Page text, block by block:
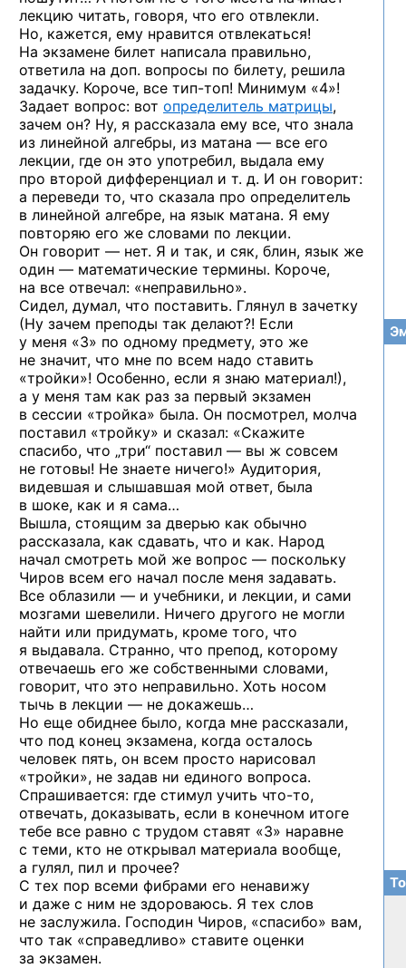
лекцию читать, говоря, что его отвлекли.
Но, кажется, ему нравится отвлекаться!
На экзамене билет написала правильно,
ответила на доп. вопросы по билету, решила
задачку. Короче, все тип-топ! Минимум «4»!
Задает вопрос: вот определитель матрицы,
зачем он? Ну, я рассказала ему все, что знала
из линейной алгебры, из матана — все его
лекции, где он это употребил, выдала ему
про второй дифференциал и т. д. И он говорит:
а переведи то, что сказала про определитель
в линейной алгебре, на язык матана. Я ему
повторяю его же словами по лекции.
Он говорит — нет. Я и так, и сяк, блин, язык же
один — математические термины. Короче,
на все отвечал: «неправильно».
Сидел, думал, что поставить. Глянул в зачетку
(Ну зачем преподы так делают?! Если
у меня «3» по одному предмету, это же
не значит, что мне по всем надо ставить
«тройки»! Особенно, если я знаю материал!),
а у меня там как раз за первый экзамен
в сессии «тройка» была. Он посмотрел, молча
поставил «тройку» и сказал: «Скажите
спасибо, что „три“ поставил — вы ж совсем
не готовы! Не знаете ничего!» Аудитория,
видевшая и слышавшая мой ответ, была
в шоке, как и я сама…
Вышла, стоящим за дверью как обычно
рассказала, как сдавать, что и как. Народ
начал смотреть мой же вопрос — поскольку
Чиров всем его начал после меня задавать.
Все облазили — и учебники, и лекции, и сами
мозгами шевелили. Ничего другого не могли
найти или придумать, кроме того, что
я выдавала. Странно, что препод, которому
отвечаешь его же собственными словами,
говорит, что это неправильно. Хоть носом
тычь в лекции — не докажешь…
Но еще обиднее было, когда мне рассказали,
что под конец экзамена, когда осталось
человек пять, он всем просто нарисовал
«тройки», не задав ни единого вопроса.
Спрашивается: где стимул учить что-то,
отвечать, доказывать, если в конечном итоге
тебе все равно с трудом ставят «3» наравне
с теми, кто не открывал материала вообще,
а гулял, пил и прочее?
С тех пор всеми фибрами его ненавижу
и даже с ним не здороваюсь. Я тех слов
не заслужила. Господин Чиров, «спасибо» вам,
что так «справедливо» ставите оценки
за экзамен.